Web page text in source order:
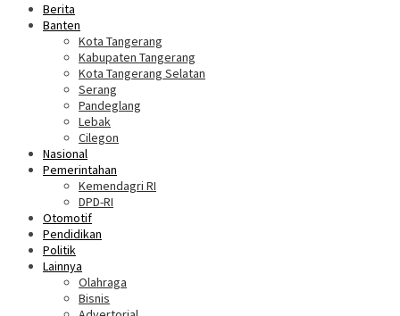
Berita
Banten
Kota Tangerang
Kabupaten Tangerang
Kota Tangerang Selatan
Serang
Pandeglang
Lebak
Cilegon
Nasional
Pemerintahan
Kemendagri RI
DPD-RI
Otomotif
Pendidikan
Politik
Lainnya
Olahraga
Bisnis